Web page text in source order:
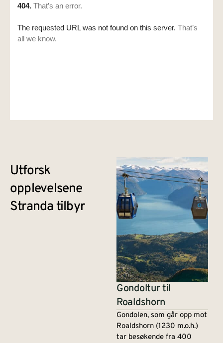
Utforsk
opplevelsene
Stranda tilbyr
Gondoltur til
Roaldshorn
Gondolen, som går opp mot
Roaldshorn (1230 m.o.h.)
tar besøkende fra 400